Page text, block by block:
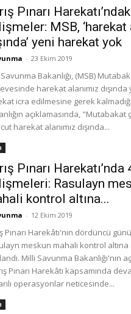
Pınarı
MSB, ‘harekat
yeni harekat yok
- 23 Ekim 2019
Bakanlığı, (MSB)
harekat alanımız
icra edilmesine gerek
açıklamasında,
harekat alanımız dışında...
Pınarı Harekatı’nda
Rasulayn
kontrol altına...
- 12 Ekim 2019
Pınarı Harekâtı'nın dördüncü
meskun mahali kontrol altına
Milli Savunma Bakanlığı'nın
Pınarı Harekâtı kapsamında
operasyonlar neticesinde...